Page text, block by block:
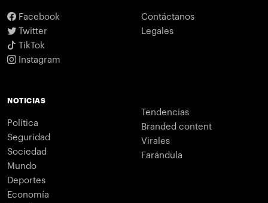
Facebook
Twitter
TikTok
Instagram
Contáctanos
Legales
NOTICIAS
Política
Seguridad
Sociedad
Mundo
Deportes
Economía
Tendencias
Branded content
Virales
Farándula